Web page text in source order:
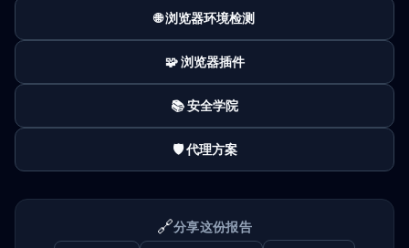
🌐 浏览器环境检测
🧩 浏览器插件
📚 安全学院
🛡️ 代理方案
🔗分享这份报告